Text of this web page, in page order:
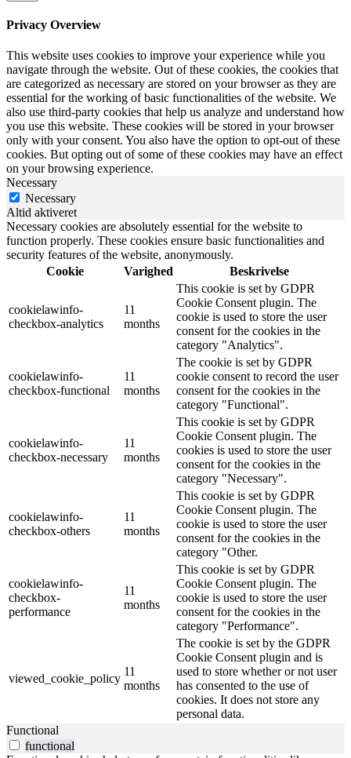
Privacy Overview
This website uses cookies to improve your experience while you
navigate through the website. Out of these cookies, the cookies that
are categorized as necessary are stored on your browser as they are
essential for the working of basic functionalities of the website. We
also use third-party cookies that help us analyze and understand how
you use this website. These cookies will be stored in your browser
only with your consent. You also have the option to opt-out of these
cookies. But opting out of some of these cookies may have an effect
on your browsing experience.
Necessary
Necessary
Altid aktiveret
Necessary cookies are absolutely essential for the website to
function properly. These cookies ensure basic functionalities and
security features of the website, anonymously.
Cookie
Varighed Beskrivelse
cookielawinfo-
checkbox-analytics
11
months
This cookie is set by GDPR
Cookie Consent plugin. The
cookie is used to store the user
consent for the cookies in the
category "Analytics".
cookielawinfo-
checkbox-functional
11
months
The cookie is set by GDPR
cookie consent to record the user
consent for the cookies in the
category "Functional".
cookielawinfo-
checkbox-necessary
11
months
This cookie is set by GDPR
Cookie Consent plugin. The
cookies is used to store the user
consent for the cookies in the
category "Necessary".
cookielawinfo-
checkbox-others
11
months
This cookie is set by GDPR
Cookie Consent plugin. The
cookie is used to store the user
consent for the cookies in the
category "Other.
cookielawinfo-
checkbox-
performance
11
months
This cookie is set by GDPR
Cookie Consent plugin. The
cookie is used to store the user
consent for the cookies in the
category "Performance".
viewed_cookie_policy
11
months
The cookie is set by the GDPR
Cookie Consent plugin and is
used to store whether or not user
has consented to the use of
cookies. It does not store any
personal data.
Functional
functional